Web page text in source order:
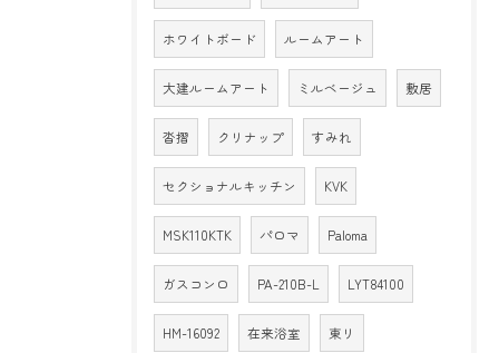
ホワイトボード ルームアート
大建ルームアート ミルベージュ 敷居
沓摺 クリナップ すみれ
セクショナルキッチン KVK
MSK110KTK パロマ Paloma
ガスコンロ PA-210B-L LYT84100
HM-16092 在来浴室 東リ